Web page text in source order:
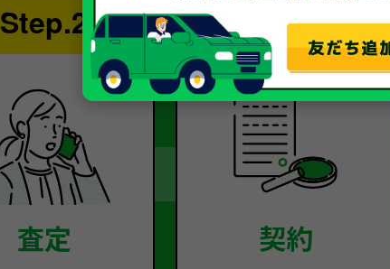
Step.2
査定
Step.3
契約